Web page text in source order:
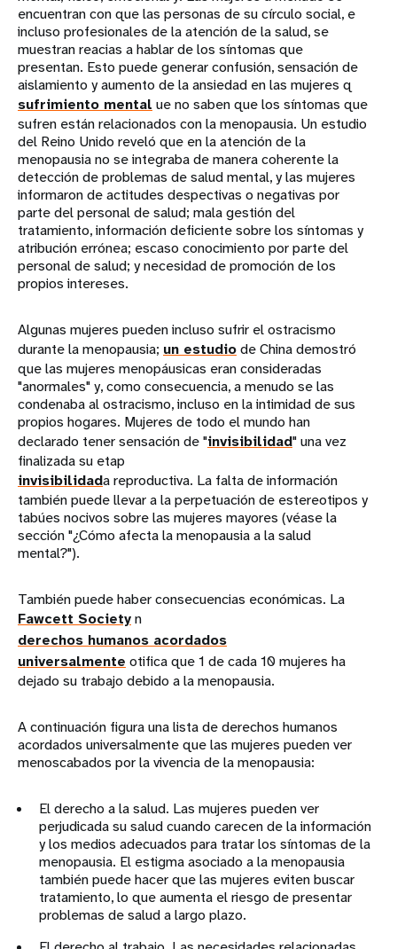
encuentran con que las personas de su círculo social, e
incluso profesionales de la atención de la salud, se
muestran reacias a hablar de los síntomas que
presentan. Esto puede generar confusión, sensación de
aislamiento y aumento de la ansiedad en las mujeres q
sufrimiento mental ue no saben que los síntomas que
sufren están relacionados con la menopausia. Un estudio
del Reino Unido reveló que en la atención de la
menopausia no se integraba de manera coherente la
detección de problemas de salud mental, y las mujeres
informaron de actitudes despectivas o negativas por
parte del personal de salud; mala gestión del
tratamiento, información deficiente sobre los síntomas y
atribución errónea; escaso conocimiento por parte del
personal de salud; y necesidad de promoción de los
propios intereses.
Algunas mujeres pueden incluso sufrir el ostracismo
durante la menopausia; un estudiode China demostró
que las mujeres menopáusicas eran consideradas
"anormales" y, como consecuencia, a menudo se las
condenaba al ostracismo, incluso en la intimidad de sus
propios hogares. Mujeres de todo el mundo han
declarado tener sensación de "invisibilidad" una vez
finalizada su etap
invisibilidada reproductiva. La falta de información
también puede llevar a la perpetuación de estereotipos y
tabúes nocivos sobre las mujeres mayores (véase la
sección "¿Cómo afecta la menopausia a la salud
mental?").
También puede haber consecuencias económicas. La
Fawcett Societyn
derechos humanos acordados
universalmente otifica que 1 de cada 10 mujeres ha
dejado su trabajo debido a la menopausia.
A continuación figura una lista de derechos humanos
acordados universalmente que las mujeres pueden ver
menoscabados por la vivencia de la menopausia:
El derecho a la salud. Las mujeres pueden ver
perjudicada su salud cuando carecen de la información
y los medios adecuados para tratar los síntomas de la
menopausia. El estigma asociado a la menopausia
también puede hacer que las mujeres eviten buscar
tratamiento, lo que aumenta el riesgo de presentar
problemas de salud a largo plazo.